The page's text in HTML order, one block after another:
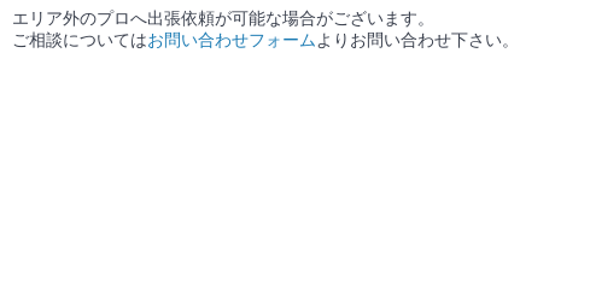
エリア外のプロへ出張依頼が可能な場合がございます。
ご相談についてはお問い合わせフォームよりお問い合わせ下さい。